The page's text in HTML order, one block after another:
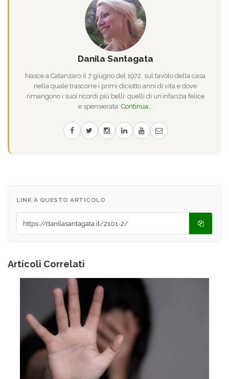
Danila Santagata
Nasce a Catanzaro il 7 giugno del 1972, sul tavolo della casa
nella quale trascorre i primi diciotto anni di vita e dove
rimangono i suoi ricordi più belli: quelli di un’infanzia felice
e spensierata. Continua...
LINK A QUESTO ARTICOLO
Articoli Correlati